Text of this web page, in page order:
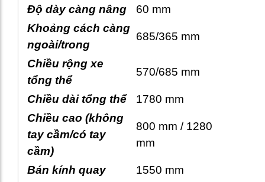
Độ dày càng nâng
60 mm
Khoảng cách càng
ngoài/trong
685/365 mm
Chiều rộng xe
tổng thể
570/685 mm
Chiều dài tổng thể
1780 mm
Chiều cao (không
tay cầm/có tay
cầm)
800 mm / 1280
mm
Bán kính quay
1550 mm